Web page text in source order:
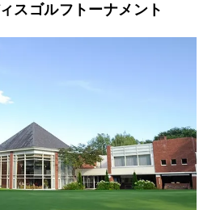
スゴルフトーナメント